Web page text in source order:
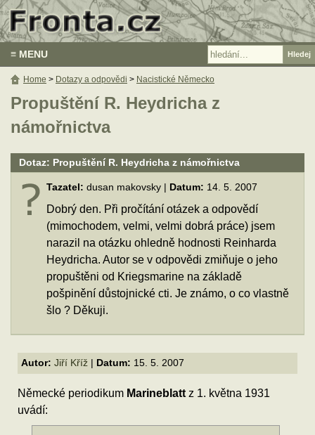
≡ MENU
Propuštění R. Heydricha z
námořnictva
Dotaz: Propuštění R. Heydricha z námořnictva
Tazatel: dusan makovsky | Datum: 14. 5. 2007
Dobrý den. Při pročítání otázek a odpovědí
(mimochodem, velmi, velmi dobrá práce) jsem
narazil na otázku ohledně hodnosti Reinharda
Heydricha. Autor se v odpovědi zmiňuje o jeho
propuštěni od Kriegsmarine na základě
pošpinění důstojnické cti. Je známo, o co vlastně
šlo ? Děkuji.
Autor: Jiří Kříž Datum: 15. 5. 2007
Německé periodikum Marineblatt z 1. května 1931
uvádí:
Home > Dotazy a odpovědi > Nacistické Německo